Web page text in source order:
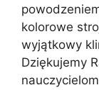
kolorowe
wyjątkowy
Dziękujemy